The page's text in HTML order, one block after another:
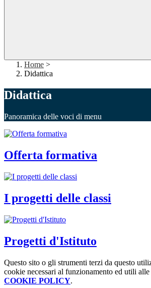
Home >
Didattica
Didattica
Panoramica delle voci di menu
Offerta formativa
I progetti delle classi
Progetti d'Istituto
Questo sito o gli strumenti terzi da questo
cookie necessari al funzionamento ed utili
COOKIE POLICY.